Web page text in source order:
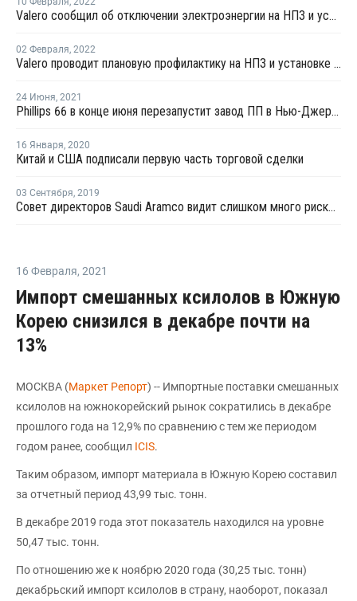
Valero сообщил об отключении электроэнергии на НПЗ и установках пропилена в Хьюстоне
02 Февраля, 2022
Valero проводит плановую профилактику на НПЗ и установке каткрекинга в Техасе
24 Июня, 2021
Phillips 66 в конце июня перезапустит завод ПП в Нью-Джерси после ремонта
16 Января, 2020
Китай и США подписали первую часть торговой сделки
03 Сентября, 2019
Совет директоров Saudi Aramco видит слишком много рисков для IPO в Нью-Йорке
16 Февраля, 2021
Импорт смешанных ксилолов в Южную
Корею снизился в декабре почти на
13%
МОСКВА (Маркет Репорт) -- Импортные поставки смешанных
ксилолов на южнокорейский рынок сократились в декабре
прошлого года на 12,9% по сравнению с тем же периодом
годом ранее, сообщил ICIS.
Таким образом, импорт материала в Южную Корею составил
за отчетный период 43,99 тыс. тонн.
В декабре 2019 года этот показатель находился на уровне
50,47 тыс. тонн.
По отношению же к ноябрю 2020 года (30,25 тыс. тонн)
декабрьский импорт ксилолов в страну, наоборот, показал